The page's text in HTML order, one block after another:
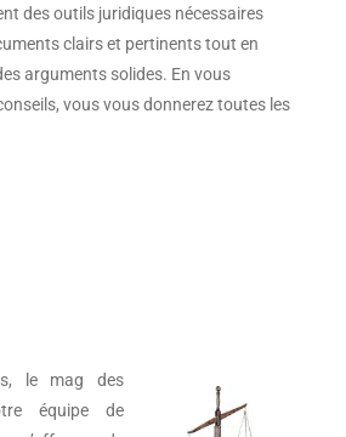
des outils juridiques nécessaires
clairs et pertinents tout en
arguments solides. En vous
vous vous donnerez toutes les
, le mag des
équipe de